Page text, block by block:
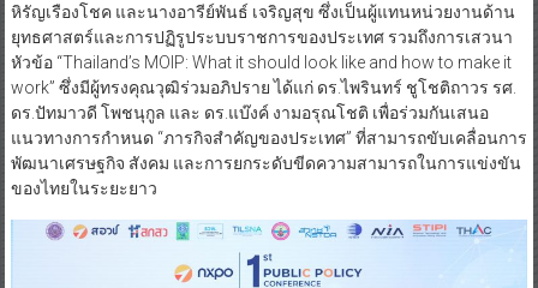
หิรัญเรืองโชค และนางอารีย์พันธ์ เจริญสุข ซึ่งเป็นผู้แทนหน่วยงานด้าน
ยุทธศาสตร์และการปฏิรูประบบราชการของประเทศ รวมถึงการเสวนา
หัวข้อ “Thailand’s MOIP: What it should look like and how to make it
work” ซึ่งมีผู้ทรงคุณวุฒิร่วมอภิปราย ได้แก่ ดร.ไพรินทร์ ชูโชติถาวร รศ.
ดร.ปัทมาวดี โพชนุกูล และ ดร.แบ๊งค์ งามอรุณโชติ เพื่อร่วมกันเสนอ
แนวทางการกำหนด “ภารกิจสำคัญของประเทศ” ที่สามารถขับเคลื่อนการ
พัฒนาเศรษฐกิจ สังคม และการยกระดับขีดความสามารถในการแข่งขัน
ของไทยในระยะยาว